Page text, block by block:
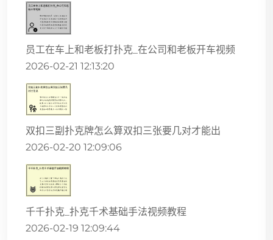
员工在车上和老板打扑克_在公司和老板开车视频
2026-02-21 12:13:20
双扣三副扑克牌怎么算双扣三张要几对才能出
2026-02-20 12:09:06
千千扑克_扑克千术基础手法视频教程
2026-02-19 12:09:44